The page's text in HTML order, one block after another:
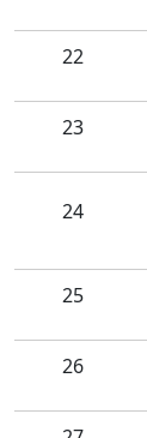
22
23
24
25
26